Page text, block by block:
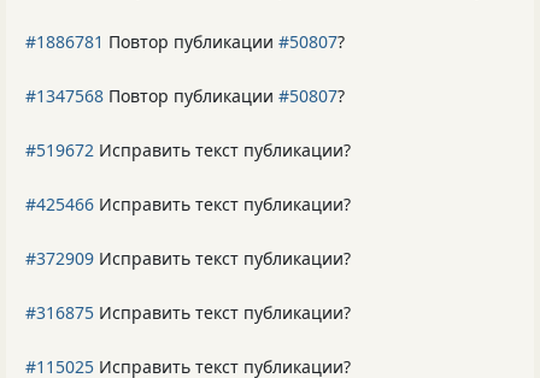
#1886781 Повтор публикации #50807?
#1347568 Повтор публикации #50807?
#519672 Исправить текст публикации?
#425466 Исправить текст публикации?
#372909 Исправить текст публикации?
#316875 Исправить текст публикации?
#115025 Исправить текст публикации?